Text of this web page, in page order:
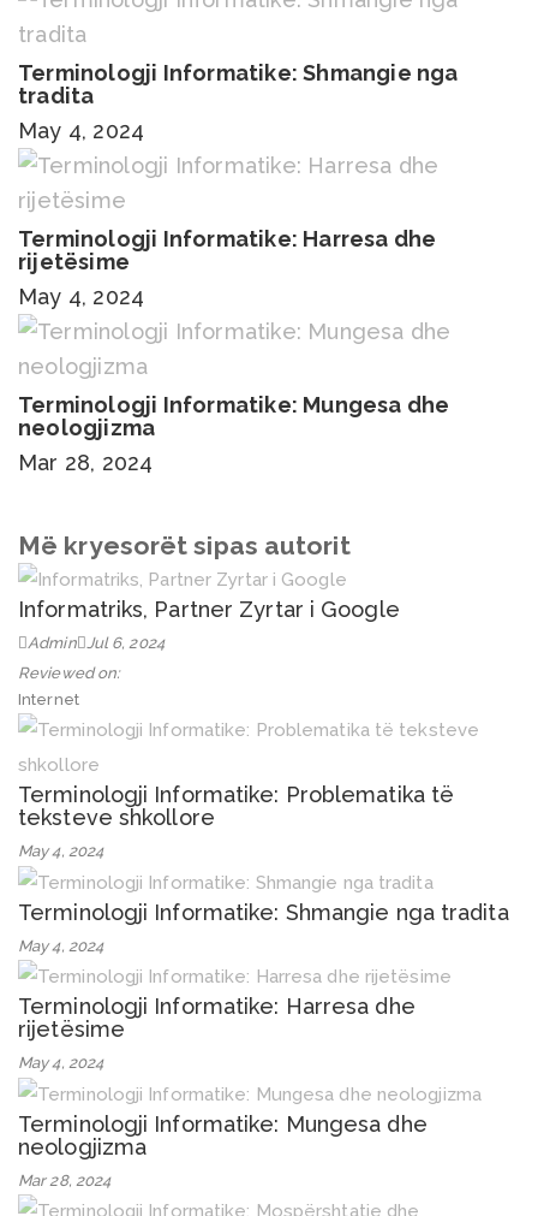
Terminologji Informatike: Shmangie nga
tradita
May 4, 2024
Terminologji Informatike: Harresa dhe
rijetësime
May 4, 2024
Terminologji Informatike: Mungesa dhe
neologjizma
Mar 28, 2024
Më kryesorët sipas autorit
Informatriks, Partner Zyrtar i Google
Admin Jul 6, 2024
Reviewed on:
Internet
Terminologji Informatike: Problematika të
teksteve shkollore
May 4, 2024
Terminologji Informatike: Shmangie nga tradita
May 4, 2024
Terminologji Informatike: Harresa dhe
rijetësime
May 4, 2024
Terminologji Informatike: Mungesa dhe
neologjizma
Mar 28, 2024